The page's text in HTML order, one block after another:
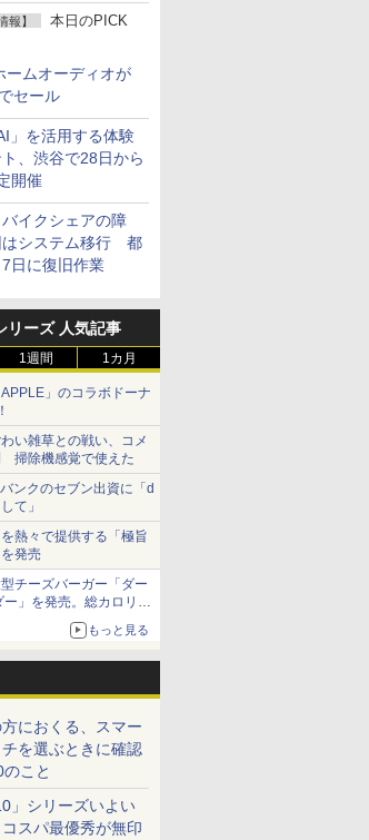
報】
本日のPICK
ームオーディオが
セール
」を活用する体験
、渋谷で28日から
開催
バイクシェアの障
はシステム移行 都
日に復旧作業
ーズ 人気記事
1週間 1カ月
」のコラボドーナ
い雑草との戦い、コメ
掃除機感覚で使えた
ンクのセブン出資に「d
て」
熱々で提供する「極旨
発売
チーズバーガー「ダー
」を発売。総カロリー
もっと見る
におくる、スマー
チを選ぶときに確認
のこと
」シリーズいよい
スパ最優秀が無印